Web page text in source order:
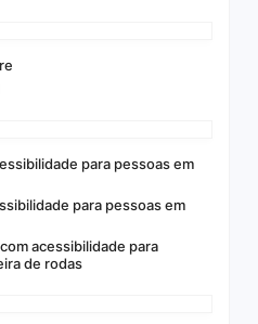
para pessoas em
para pessoas em
acessibilidade para
de rodas